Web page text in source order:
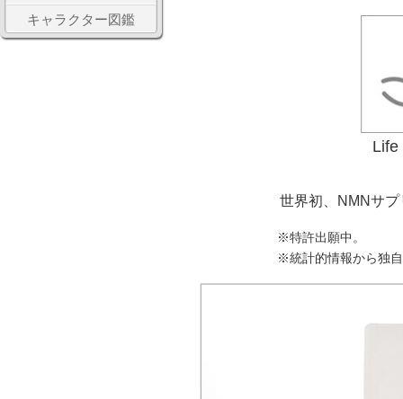
Life
世界初、NMNサ
※特許出願中。
※統計的情報から独
キャラクター図鑑